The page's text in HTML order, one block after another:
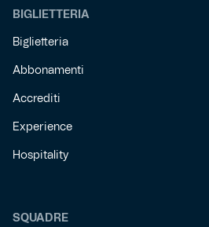
Gift Card Online Store
Fortissimo batte il mio cuor
BIGLIETTERIA
Biglietteria
Abbonamenti
Accrediti
Experience
Hospitality
SQUADRE